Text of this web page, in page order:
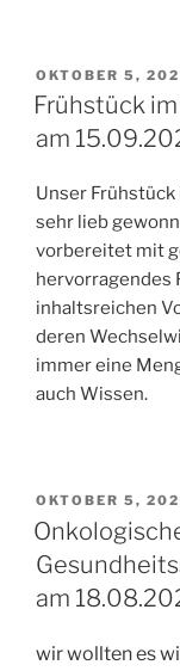
AM
OKTOBER 5,
Frühstück
am
Unser
sehr lieb
vorbereitet mit
hervorragendes
inhaltsreichen
deren
immer eine
auch Wissen.
AM
OKTOBER 5,
am
wir wollten es